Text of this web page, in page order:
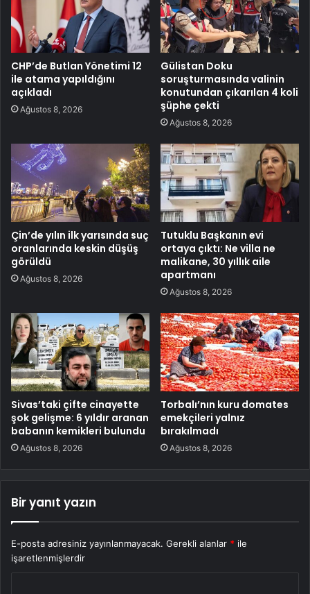
CHP’de Butlan Yönetimi 12
ile atama yapıldığını
açıkladı
Ağustos 8, 2026
Gülistan Doku
soruşturmasında valinin
konutundan çıkarılan 4 koli
şüphe çekti
Ağustos 8, 2026
Çin’de yılın ilk yarısında suç
oranlarında keskin düşüş
görüldü
Ağustos 8, 2026
Tutuklu Başkanın evi
ortaya çıktı: Ne villa ne
malikane, 30 yıllık aile
apartmanı
Ağustos 8, 2026
Sivas’taki çifte cinayette
şok gelişme: 6 yıldır aranan
babanın kemikleri bulundu
Ağustos 8, 2026
Torbalı’nın kuru domates
emekçileri yalnız
bırakılmadı
Ağustos 8, 2026
Bir yanıt yazın
E-posta adresiniz yayınlanmayacak. Gerekli alanlar * ile
işaretlenmişlerdir